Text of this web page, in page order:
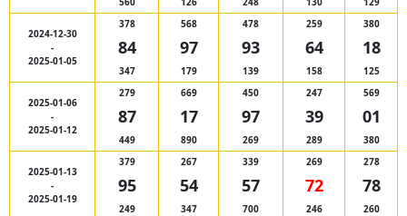
2024-12-30
-
2025-01-05
378
84
347
568
97
179
478
93
139
259
64
158
380
18
125
2025-01-06
-
2025-01-12
279
87
449
669
17
890
450
97
269
247
39
289
569
01
380
2025-01-13
-
2025-01-19
379
95
249
267
54
347
339
57
700
269
72
246
278
78
260